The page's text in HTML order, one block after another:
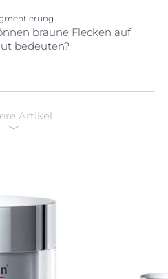
braune Flecken auf
bedeuten?
Artikel